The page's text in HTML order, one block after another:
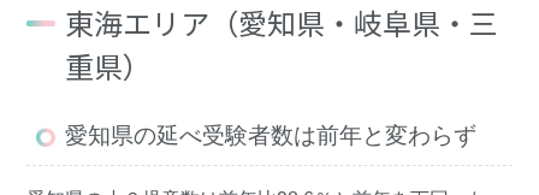
東海エリア（愛知県・岐阜県・三
重県）
愛知県の延べ受験者数は前年と変わらず